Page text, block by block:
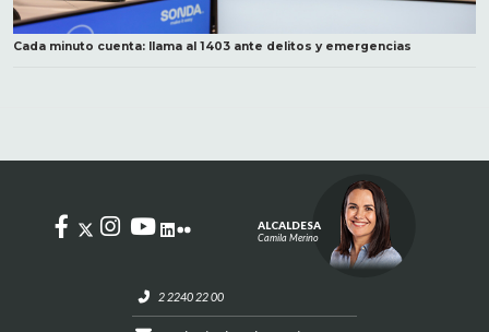
Cada minuto cuenta: llama al 1403 ante delitos y emergencias
2 2240 22 00
ALCALDESA
Camila Merino